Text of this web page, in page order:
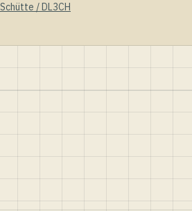
/ DL3CH